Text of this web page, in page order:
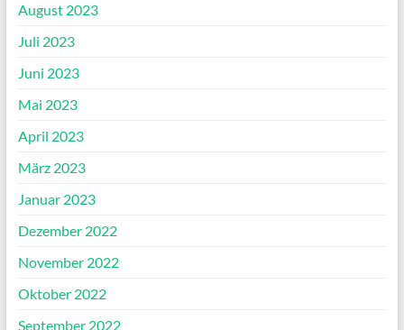
August 2023
Juli 2023
Juni 2023
Mai 2023
April 2023
März 2023
Januar 2023
Dezember 2022
November 2022
Oktober 2022
September 2022